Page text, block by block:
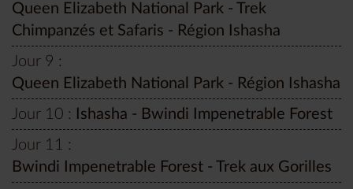
Queen Elizabeth National Park - Trek
Chimpanzés et Safaris - Région Ishasha
Jour 9 :
Queen Elizabeth National Park - Région Ishasha
Jour 10 :
Ishasha - Bwindi Impenetrable Forest
Jour 11 :
Bwindi Impenetrable Forest - Trek aux Gorilles